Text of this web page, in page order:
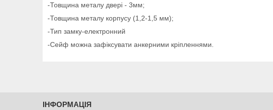
-Товщина металу двері - 3мм;
-Товщина металу корпусу (1,2-1,5 мм);
-Тип замку-електронний
-Сейф можна зафіксувати анкерними кріпленнями.
ІНФОРМАЦІЯ